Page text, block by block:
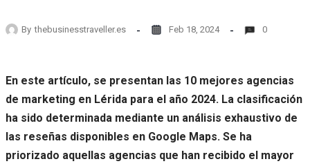
By thebusinesstraveller.es Feb 18, 2024 0
En este artículo, se presentan las 10 mejores agencias
de marketing en Lérida para el año 2024. La clasificación
ha sido determinada mediante un análisis exhaustivo de
las reseñas disponibles en Google Maps. Se ha
priorizado aquellas agencias que han recibido el mayor